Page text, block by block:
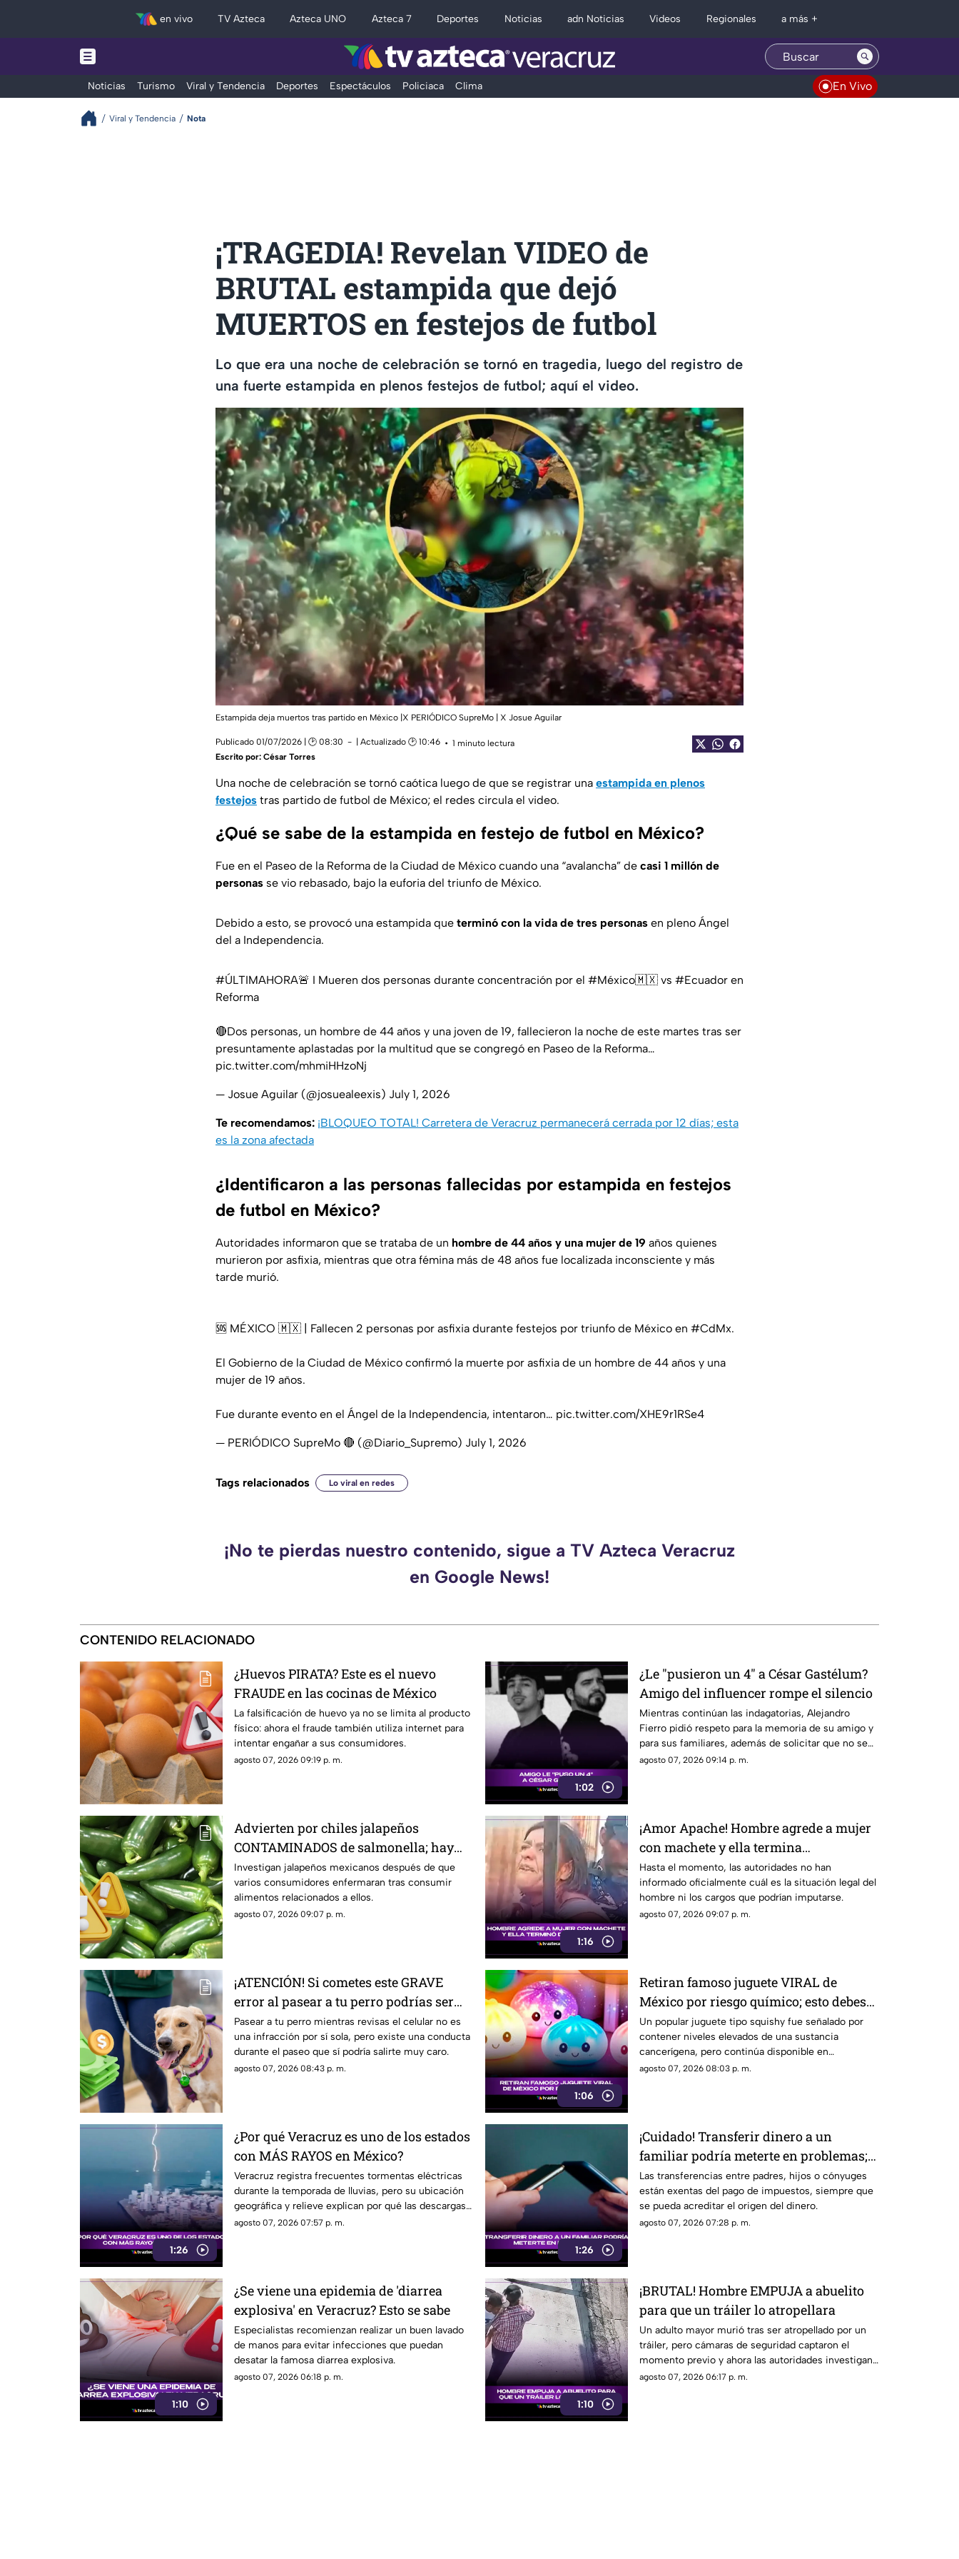
en vivo TV Azteca Azteca UNO Azteca 7 Deportes Noticias adn Noticias Videos Regionales a más +
Noticias Turismo Viral y Tendencia Deportes Espectáculos Policiaca Clima En Vivo
Viral y Tendencia Nota
¡TRAGEDIA! Revelan VIDEO de
BRUTAL estampida que dejó
MUERTOS en festejos de futbol
Lo que era una noche de celebración se tornó en tragedia, luego del registro de
una fuerte estampida en plenos festejos de futbol; aquí el video.
Estampida deja muertos tras partido en México |X PERIÓDICO SupreMo | X Josue Aguilar
Publicado 01/07/2026 | 🕑 08:30 | Actualizado 🕑 10:46
1 minuto lectura
Escrito por: César Torres
Una noche de celebración se tornó caótica luego de que se registrar una estampida en plenos
festejos tras partido de futbol de México; el redes circula el video.
¿Qué se sabe de la estampida en festejo de futbol en México?
Fue en el Paseo de la Reforma de la Ciudad de México cuando una “avalancha” de casi 1 millón de
personas se vio rebasado, bajo la euforia del triunfo de México.
Debido a esto, se provocó una estampida que terminó con la vida de tres personas en pleno Ángel
del a Independencia.
#ÚLTIMAHORA🚨 I Mueren dos personas durante concentración por el #México🇲🇽 vs #Ecuador en
Reforma
🔴Dos personas, un hombre de 44 años y una joven de 19, fallecieron la noche de este martes tras ser
presuntamente aplastadas por la multitud que se congregó en Paseo de la Reforma…
pic.twitter.com/mhmiHHzoNj
— Josue Aguilar (@josuealeexis) July 1, 2026
Te recomendamos: ¡BLOQUEO TOTAL! Carretera de Veracruz permanecerá cerrada por 12 días; esta
es la zona afectada
¿Identificaron a las personas fallecidas por estampida en festejos
de futbol en México?
Autoridades informaron que se trataba de un hombre de 44 años y una mujer de 19 años quienes
murieron por asfixia, mientras que otra fémina más de 48 años fue localizada inconsciente y más
tarde murió.
🆘 MÉXICO 🇲🇽 | Fallecen 2 personas por asfixia durante festejos por triunfo de México en #CdMx.
El Gobierno de la Ciudad de México confirmó la muerte por asfixia de un hombre de 44 años y una
mujer de 19 años.
Fue durante evento en el Ángel de la Independencia, intentaron… pic.twitter.com/XHE9r1RSe4
— PERIÓDICO SupreMo 🔴 (@Diario_Supremo) July 1, 2026
Tags relacionados Lo viral en redes
¡No te pierdas nuestro contenido, sigue a TV Azteca Veracruz
en Google News!
CONTENIDO RELACIONADO
¿Huevos PIRATA? Este es el nuevo
FRAUDE en las cocinas de México
La falsificación de huevo ya no se limita al producto
físico: ahora el fraude también utiliza internet para
intentar engañar a sus consumidores.
agosto 07, 2026 09:19 p. m.
1:02
¿Le "pusieron un 4" a César Gastélum?
Amigo del influencer rompe el silencio
Mientras continúan las indagatorias, Alejandro
Fierro pidió respeto para la memoria de su amigo y
para sus familiares, además de solicitar que no se
emitan juicios sin pruebas.
agosto 07, 2026 09:14 p. m.
Advierten por chiles jalapeños
CONTAMINADOS de salmonella; hay
más de 300 casos confirmados
Investigan jalapeños mexicanos después de que
varios consumidores enfermaran tras consumir
alimentos relacionados a ellos.
agosto 07, 2026 09:07 p. m.
1:16
¡Amor Apache! Hombre agrede a mujer
con machete y ella termina
defendiéndolo [Video]
Hasta el momento, las autoridades no han
informado oficialmente cuál es la situación legal del
hombre ni los cargos que podrían imputarse.
agosto 07, 2026 09:07 p. m.
¡ATENCIÓN! Si cometes este GRAVE
error al pasear a tu perro podrías ser
multado
Pasear a tu perro mientras revisas el celular no es
una infracción por sí sola, pero existe una conducta
durante el paseo que sí podría salirte muy caro.
agosto 07, 2026 08:43 p. m.
1:06
Retiran famoso juguete VIRAL de
México por riesgo químico; esto debes
saber
Un popular juguete tipo squishy fue señalado por
contener niveles elevados de una sustancia
cancerígena, pero continúa disponible en
mercados, tiendas y redes sociales.
agosto 07, 2026 08:03 p. m.
1:26
¿Por qué Veracruz es uno de los estados
con MÁS RAYOS en México?
Veracruz registra frecuentes tormentas eléctricas
durante la temporada de lluvias, pero su ubicación
geográfica y relieve explican por qué las descargas
son tan comunes.
agosto 07, 2026 07:57 p. m.
1:26
¡Cuidado! Transferir dinero a un
familiar podría meterte en problemas;
esto se sabe
Las transferencias entre padres, hijos o cónyuges
están exentas del pago de impuestos, siempre que
se pueda acreditar el origen del dinero.
agosto 07, 2026 07:28 p. m.
1:10
¿Se viene una epidemia de 'diarrea
explosiva' en Veracruz? Esto se sabe
Especialistas recomienzan realizar un buen lavado
de manos para evitar infecciones que puedan
desatar la famosa diarrea explosiva.
agosto 07, 2026 06:18 p. m.
1:10
¡BRUTAL! Hombre EMPUJA a abuelito
para que un tráiler lo atropellara
Un adulto mayor murió tras ser atropellado por un
tráiler, pero cámaras de seguridad captaron el
momento previo y ahora las autoridades investigan
a un joven.
agosto 07, 2026 06:17 p. m.